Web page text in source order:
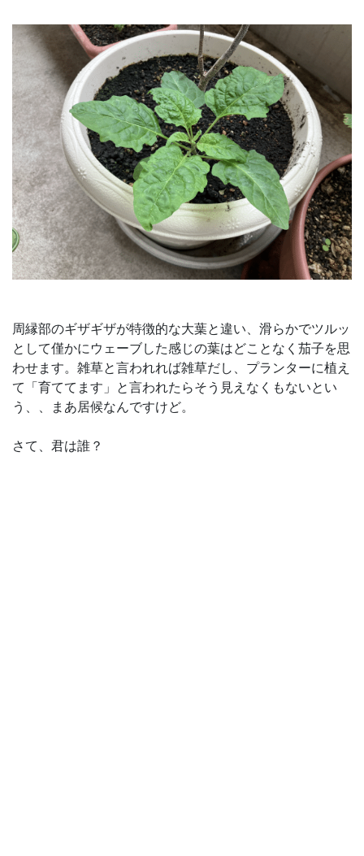
周縁部のギザギザが特徴的な大葉と違い、滑らかでツルッ
として僅かにウェーブした感じの葉はどことなく茄子を思
わせます。雑草と言われれば雑草だし、プランターに植え
て「育ててます」と言われたらそう見えなくもないとい
う、、まあ居候なんですけど。
さて、君は誰？